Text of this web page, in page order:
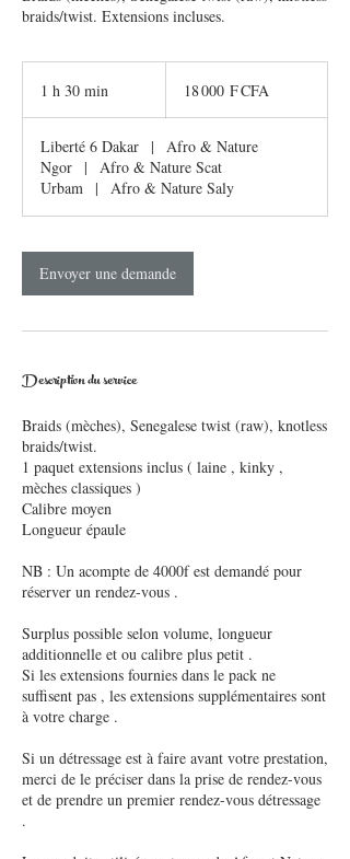
1 h 30 min
m
i
n
18 000 F CFA
Liberté 6 Dakar |
Afro & Nature
Ngor
|
Afro & Nature Scat
Urbam
| Afro & Nature Saly
Envoyer une demande
Description du service
Braids (mèches), Senegalese twist (raw), knotless
braids/twist.
1 paquet extensions inclus ( laine , kinky ,
mèches classiques )
Calibre moyen
Longueur épaule
NB : Un acompte de 4000f est demandé pour
réserver un rendez-vous .
Surplus possible selon volume, longueur
additionnelle et ou calibre plus petit .
Si les extensions fournies dans le pack ne
suffisent pas , les extensions supplémentaires sont
à votre charge .
Si un détressage est à faire avant votre prestation,
merci de le préciser dans la prise de rendez-vous
et de prendre un premier rendez-vous détressage
.